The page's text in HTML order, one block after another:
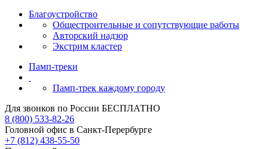
Благоустройство
Общестроительные и сопутствующие работы
Авторский надзор
Экстрим кластер
Памп‑треки
Памп-трек каждому городу
Для звонков по России БЕСПЛАТНО
8 (800) 533-82-26
Головной офис в Санкт-Перербурге
+7 (812) 438-55-50